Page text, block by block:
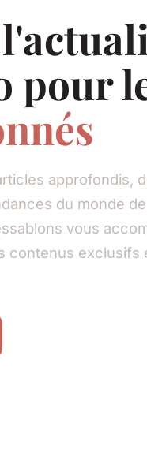
pour
approfondis,
du monde
vous
contenus exclusifs